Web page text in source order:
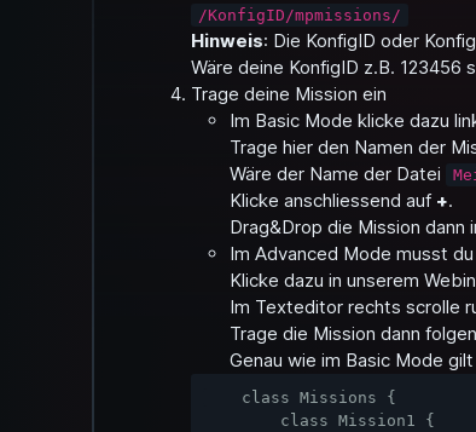
/KonfigID/mpmissions/
Hinweis: Die KonfigID oder
Wäre deine KonfigID z.B. 123456
Trage deine Mission ein
Im Basic Mode klicke dazu
Trage hier den Namen der
Wäre der Name der Datei
Klicke anschliessend auf +.
Drag&Drop die Mission
Im Advanced Mode musst
Klicke dazu in unserem
Im Texteditor rechts scrolle
Trage die Mission dann
Genau wie im Basic Mode gilt
class Missions
{
class Mission1
{